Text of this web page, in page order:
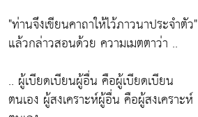
"ท่านจึงเขียนคาถาให้ไว้ภาวนาประจำตัว"
แล้วกล่าวสอนด้วย ความเมตตาว่า ..
.. ผู้เบียดเบียนผู้อื่น คือผู้เบียดเบียน
ตนเอง ผู้สงเคราะห์ผู้อื่น คือผู้สงเคราะห์